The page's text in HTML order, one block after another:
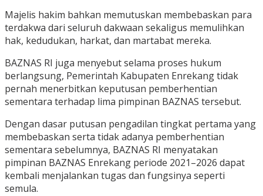
Majelis hakim bahkan memutuskan membebaskan para
terdakwa dari seluruh dakwaan sekaligus memulihkan
hak, kedudukan, harkat, dan martabat mereka.
BAZNAS RI juga menyebut selama proses hukum
berlangsung, Pemerintah Kabupaten Enrekang tidak
pernah menerbitkan keputusan pemberhentian
sementara terhadap lima pimpinan BAZNAS tersebut.
Dengan dasar putusan pengadilan tingkat pertama yang
membebaskan serta tidak adanya pemberhentian
sementara sebelumnya, BAZNAS RI menyatakan
pimpinan BAZNAS Enrekang periode 2021–2026 dapat
kembali menjalankan tugas dan fungsinya seperti
semula.